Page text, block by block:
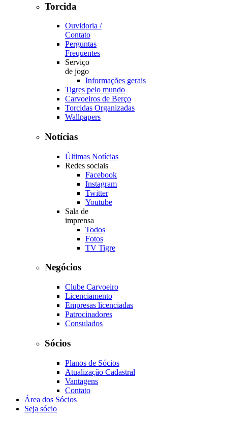
Torcida
Ouvidoria /
Contato
Perguntas
Frequentes
Serviço
de jogo
Informações gerais
Tigres pelo mundo
Carvoeiros de Berço
Torcidas Organizadas
Wallpapers
Notícias
Últimas Notícias
Redes sociais
Facebook
Instagram
Twitter
Youtube
Sala de
imprensa
Todos
Fotos
TV Tigre
Negócios
Clube Carvoeiro
Licenciamento
Empresas licenciadas
Patrocinadores
Consulados
Sócios
Planos de Sócios
Atualização Cadastral
Vantagens
Contato
Área dos Sócios
Seja sócio